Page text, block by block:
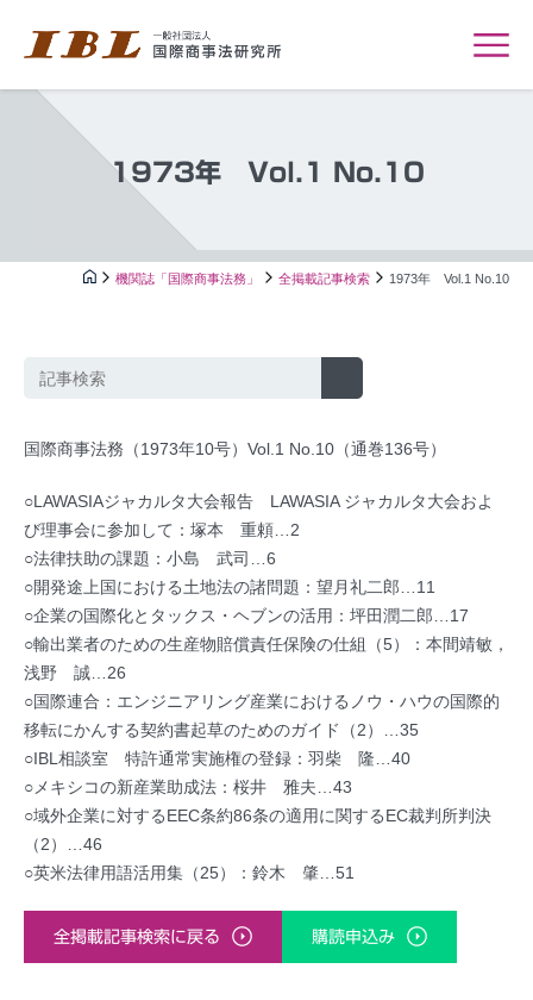
1973年 Vol.1 No.10
機関誌「国際商事法務」 全掲載記事検索 1973年 Vol.1 No.10
国際商事法務（1973年10号）Vol.1 No.10（通巻136号）
○LAWASIAジャカルタ大会報告 LAWASIA ジャカルタ大会およ
び理事会に参加して：塚本 重頼…2
○法律扶助の課題：小島 武司…6
○開発途上国における土地法の諸問題：望月礼二郎…11
○企業の国際化とタックス・ヘブンの活用：坪田潤二郎…17
○輸出業者のための生産物賠償責任保険の仕組（5）：本間靖敏，
浅野 誠…26
○国際連合：エンジニアリング産業におけるノウ・ハウの国際的
移転にかんする契約書起草のためのガイド（2）…35
○IBL相談室 特許通常実施権の登録：羽柴 隆…40
○メキシコの新産業助成法：桜井 雅夫…43
○域外企業に対するEEC条約86条の適用に関するEC裁判所判決
（2）…46
○英米法律用語活用集（25）：鈴木 肇…51
全掲載記事検索に戻る 購読申込み